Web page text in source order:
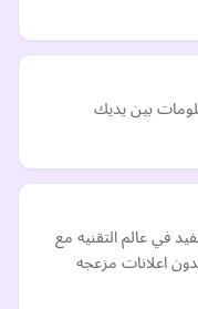
بين يديك
في عالم التقنيه مع
اعلانات مزعجه